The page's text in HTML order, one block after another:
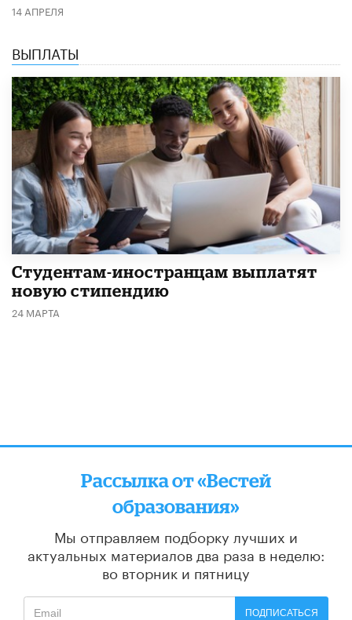
14 АПРЕЛЯ
ВЫПЛАТЫ
Студентам-иностранцам выплатят
новую стипендию
24 МАРТА
Рассылка от «Вестей
образования»
Мы отправляем подборку лучших и
актуальных материалов два раза в неделю:
во вторник и пятницу
ПОДПИСАТЬСЯ